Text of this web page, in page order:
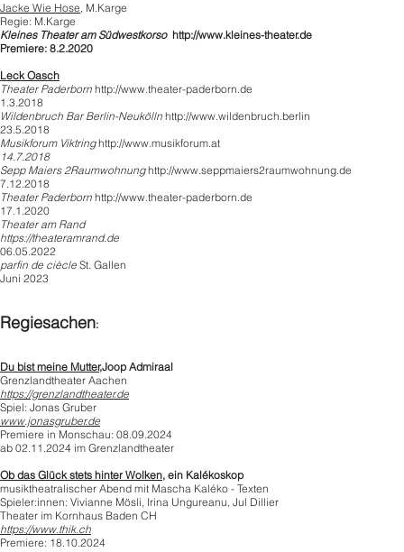
Jacke Wie Hose, M.Karge
Regie: M.Karge
Kleines Theater am Südwestkorso http://www.kleines-theater.de
Premiere: 8.2.2020
Leck Oasch
Theater Paderborn http://www.theater-paderborn.de
1.3.2018
Wildenbruch Bar Berlin-Neukölln http://www.wildenbruch.berlin
23.5.2018
Musikforum Viktringhttp://www.musikforum.at
14.7.2018
Sepp Maiers 2Raumwohnunghttp://www.seppmaiers2raumwohnung.de
7.12.2018
Theater Paderborn http://www.theater-paderborn.de
17.1.2020
Theater am Rand
https://theateramrand.de
06.05.2022
parfin de ciècle St. Gallen
Juni 2023
Regiesachen:
Du bist meine Mutter,Joop Admiraal
Grenzlandtheater Aachen
https://grenzlandtheater.de
Spiel: Jonas Gruber
www.jonasgruber.de
Premiere in Monschau: 08.09.2024
ab 02.11.2024 im Grenzlandtheater
Ob das Glück stets hinter Wolken, ein Kalékoskop
musiktheatralischer Abend mit Mascha Kaléko - Texten
Spieler:innen: Vivianne Mösli, Irina Ungureanu, Jul Dillier
Theater im Kornhaus Baden CH
https://www.thik.ch
Premiere: 18.10.2024